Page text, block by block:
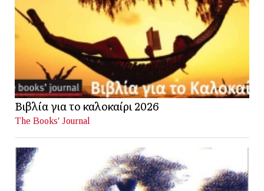
Βιβλία για το καλοκαίρι 2026
The Books' Journal